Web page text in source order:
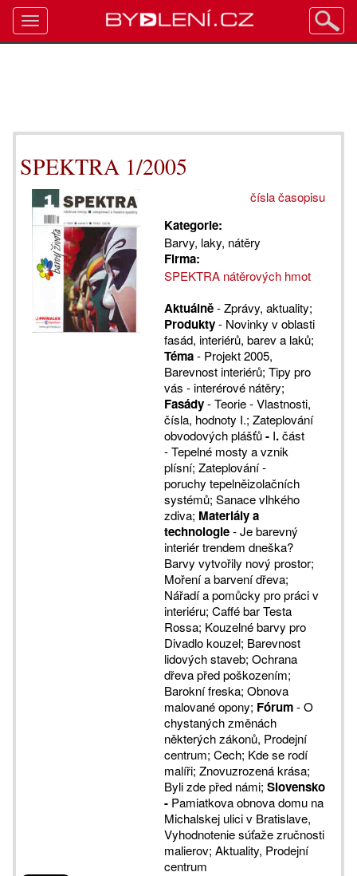
SPEKTRA 1/2005
čísla časopisu
Kategorie:
Barvy, laky, nátěry
Firma:
SPEKTRA nátěrových hmot
Aktuálně- Zprávy, aktuality;
Produkty- Novinky v oblasti
fasád, interiérů, barev a laků;
Téma- Projekt 2005,
Barevnost interiérů; Tipy pro
vás - interérové nátěry;
Fasády- Teorie - Vlastnosti,
čísla, hodnoty I.; Zateplování
obvodových plášťů-I.část
- Tepelné mosty a vznik
plísní; Zateplování -
poruchy tepelněizolačních
systémů; Sanace vlhkého
zdiva; Materiály a
technologie- Je barevný
interiér trendem dneška?
Barvy vytvořily nový prostor;
Moření a barvení dřeva;
Nářadí a pomůcky pro práci v
interiéru; Caffé bar Testa
Rossa; Kouzelné barvy pro
Divadlo kouzel; Barevnost
lidových staveb; Ochrana
dřeva před poškozením;
Barokní freska; Obnova
malované opony; Fórum- O
chystaných změnách
některých zákonů, Prodejní
centrum; Cech; Kde se rodí
malíři; Znovuzrozená krása;
Byli zde před námi; Slovensko
- Pamiatkova obnova domu na
Michalskej ulici v Bratislave,
Vyhodnotenie súťaže zručnosti
malierov; Aktuality, Prodejní
centrum
Toggle
navigation